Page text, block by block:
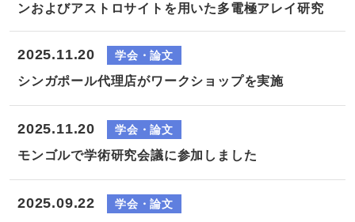
ンおよびアストロサイトを用いた多電極アレイ研究
2025.11.20 学会・論文
シンガポール代理店がワークショップを実施
2025.11.20 学会・論文
モンゴルで学術研究会議に参加しました
2025.09.22 学会・論文